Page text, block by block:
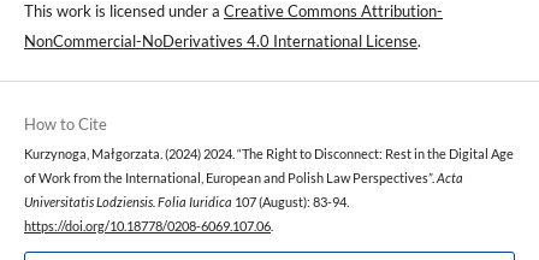
This work is licensed under a Creative Commons Attribution-
NonCommercial-NoDerivatives 4.0 International License.
How to Cite
Kurzynoga, Małgorzata. (2024) 2024. “The Right to Disconnect: Rest in the Digital Age
of Work from the International, European and Polish Law Perspectives”. Acta
Universitatis Lodziensis. Folia Iuridica 107 (August): 83-94.
https://doi.org/10.18778/0208-6069.107.06